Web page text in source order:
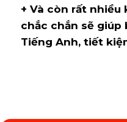
+ Và còn rất nhiều
chắc chắn sẽ giúp
Tiếng Anh, tiết